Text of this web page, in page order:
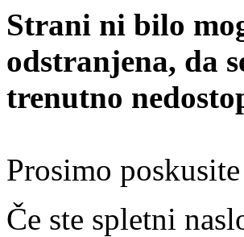
Strani ni bilo
odstranjena, da
trenutno
Prosimo
Če ste spletni